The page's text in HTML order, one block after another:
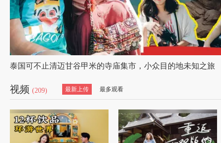
泰国可不止清迈甘谷甲米的寺庙集市，小众目的地未知之旅
视频 (209) 最新上传 最多观看